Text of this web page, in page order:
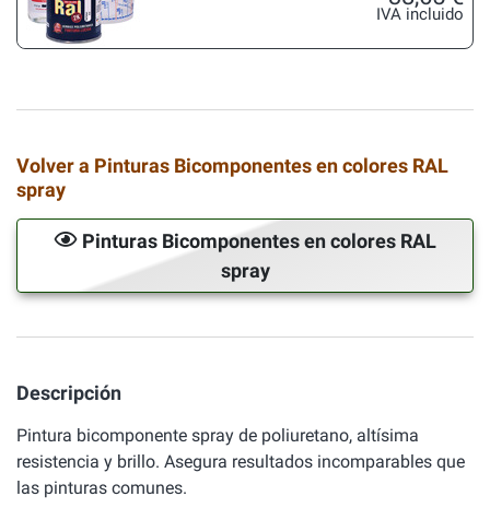
IVA incluido
Volver a Pinturas Bicomponentes en colores RAL
spray
Pinturas Bicomponentes en colores RAL
spray
Descripción
Pintura bicomponente spray de poliuretano, altísima
resistencia y brillo. Asegura resultados incomparables que
las pinturas comunes.